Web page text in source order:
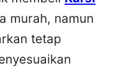
murah, namun
tetap